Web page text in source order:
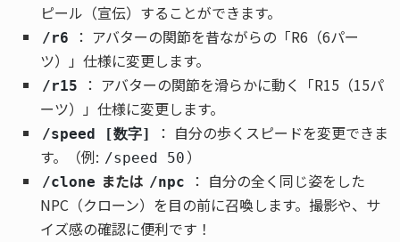
ピール（宣伝）することができます。
/r6
： アバターの関節を昔ながらの「R6（6パー
ツ）」仕様に変更します。
/r15
： アバターの関節を滑らかに動く「R15（15パ
ーツ）」仕様に変更します。
/speed [数字]
： 自分の歩くスピードを変更できま
す。（例: /speed 50 ）
/clone または /npc
： 自分の全く同じ姿をした
NPC（クローン）を目の前に召喚します。撮影や、サ
イズ感の確認に便利です！